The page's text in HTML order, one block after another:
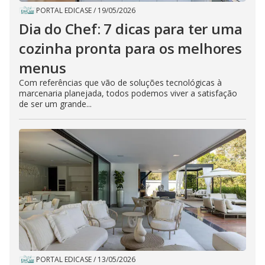
PORTAL EDICASE/ 19/05/2026
Dia do Chef: 7 dicas para ter uma
cozinha pronta para os melhores
menus
Com referências que vão de soluções tecnológicas à
marcenaria planejada, todos podemos viver a satisfação
de ser um grande...
PORTAL EDICASE/ 13/05/2026